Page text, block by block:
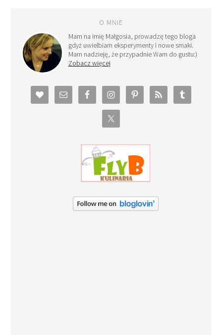
O MNIE
Mam na imię Małgosia, prowadzę tego bloga
gdyż uwielbiam eksperymenty i nowe smaki.
Mam nadzieję, że przypadnie Wam do gustu:)
Zobacz więcej